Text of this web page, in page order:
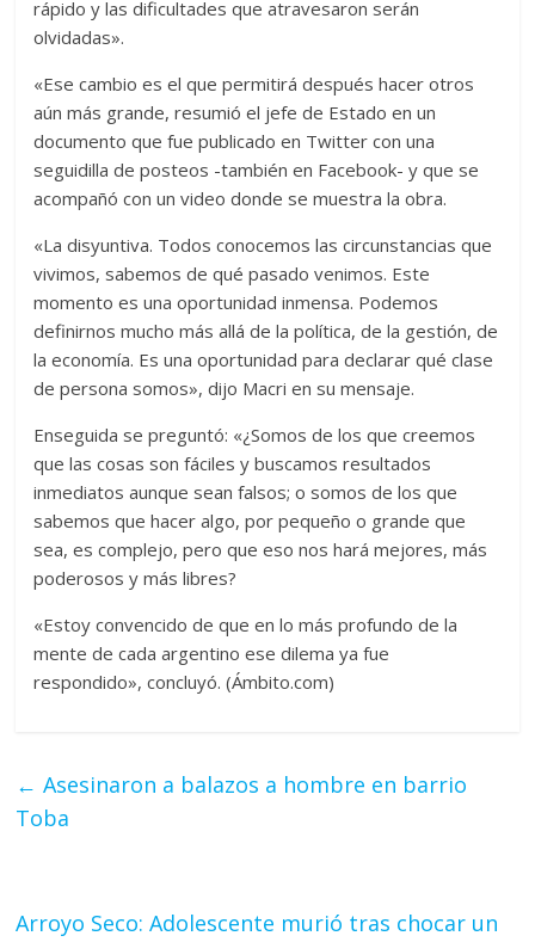
rápido y las dificultades que atravesaron serán
olvidadas».
«Ese cambio es el que permitirá después hacer otros
aún más grande, resumió el jefe de Estado en un
documento que fue publicado en Twitter con una
seguidilla de posteos -también en Facebook- y que se
acompañó con un video donde se muestra la obra.
«La disyuntiva. Todos conocemos las circunstancias que
vivimos, sabemos de qué pasado venimos. Este
momento es una oportunidad inmensa. Podemos
definirnos mucho más allá de la política, de la gestión, de
la economía. Es una oportunidad para declarar qué clase
de persona somos», dijo Macri en su mensaje.
Enseguida se preguntó: «¿Somos de los que creemos
que las cosas son fáciles y buscamos resultados
inmediatos aunque sean falsos; o somos de los que
sabemos que hacer algo, por pequeño o grande que
sea, es complejo, pero que eso nos hará mejores, más
poderosos y más libres?
«Estoy convencido de que en lo más profundo de la
mente de cada argentino ese dilema ya fue
respondido», concluyó. (Ámbito.com)
← Asesinaron a balazos a hombre en barrio
Toba
Arroyo Seco: Adolescente murió tras chocar un